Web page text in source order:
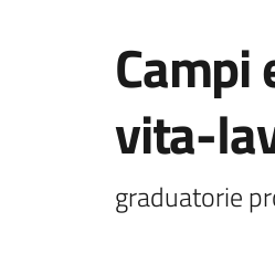
vita-
graduatorie